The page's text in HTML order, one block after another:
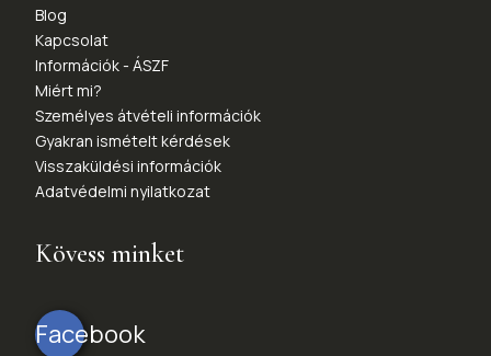
Blog
Kapcsolat
Információk - ÁSZF
Miért mi?
Személyes átvételi információk
Gyakran ismételt kérdések
Visszaküldési információk
Adatvédelmi nyilatkozat
Kövess minket
Facebook